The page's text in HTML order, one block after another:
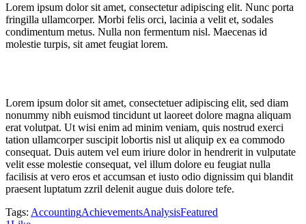
Lorem ipsum dolor sit amet, consectetur adipiscing elit. Nunc porta
fringilla ullamcorper. Morbi felis orci, lacinia a velit et, sodales
condimentum metus. Nulla non fermentum nisl. Maecenas id
molestie turpis, sit amet feugiat lorem.
Lorem ipsum dolor sit amet, consectetuer adipiscing elit, sed diam
nonummy nibh euismod tincidunt ut laoreet dolore magna aliquam
erat volutpat. Ut wisi enim ad minim veniam, quis nostrud exerci
tation ullamcorper suscipit lobortis nisl ut aliquip ex ea commodo
consequat. Duis autem vel eum iriure dolor in hendrerit in vulputate
velit esse molestie consequat, vel illum dolore eu feugiat nulla
facilisis at vero eros et accumsan et iusto odio dignissim qui blandit
praesent luptatum zzril delenit augue duis dolore tefe.
Tags: AccountingAchievementsAnalysisFeatured